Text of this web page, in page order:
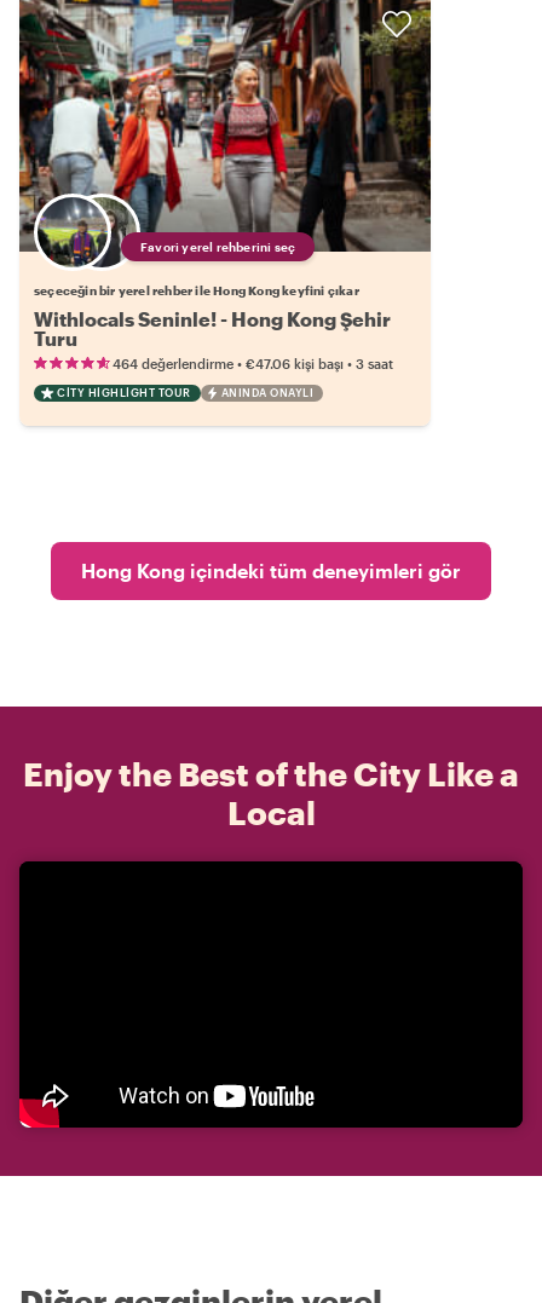
Favori yerel rehberini seç
seçeceğin bir yerel rehber ile Hong Kong keyfini çıkar
Withlocals Seninle! - Hong Kong Şehir
Turu
464 değerlendirme • €47.06 kişi başı • 3 saat
CITY HIGHLIGHT TOUR ANINDA ONAYLI
Hong Kong içindeki tüm deneyimleri gör
Enjoy the Best of the City Like a
Local